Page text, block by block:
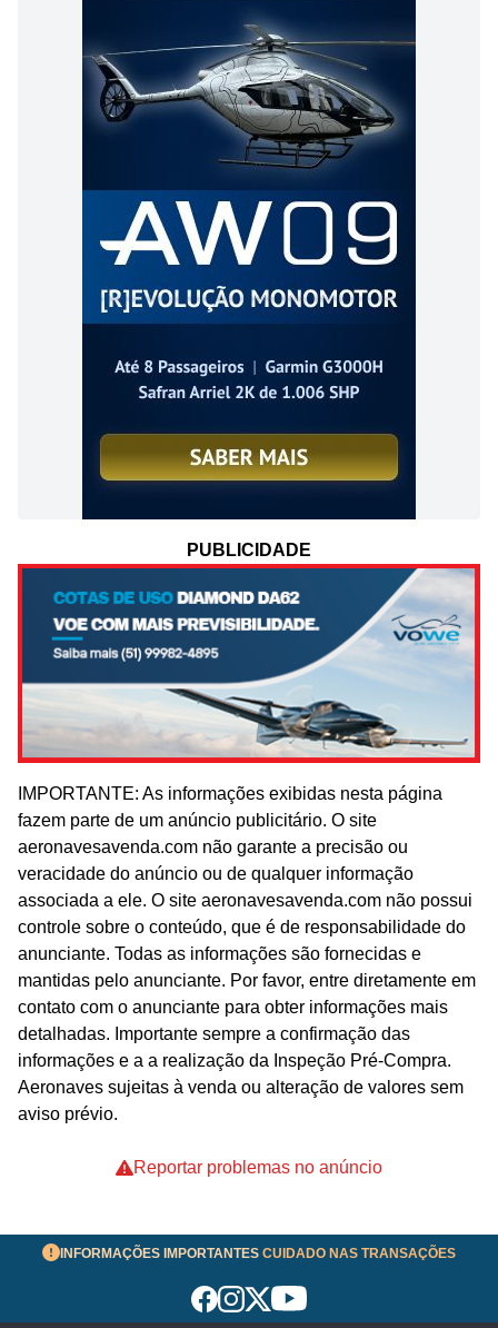
PUBLICIDADE
IMPORTANTE: As informações exibidas nesta página
fazem parte de um anúncio publicitário. O site
aeronavesavenda.com não garante a precisão ou
veracidade do anúncio ou de qualquer informação
associada a ele. O site aeronavesavenda.com não possui
controle sobre o conteúdo, que é de responsabilidade do
anunciante. Todas as informações são fornecidas e
mantidas pelo anunciante. Por favor, entre diretamente em
contato com o anunciante para obter informações mais
detalhadas. Importante sempre a confirmação das
informações e a a realização da Inspeção Pré-Compra.
Aeronaves sujeitas à venda ou alteração de valores sem
aviso prévio.
Reportar problemas no anúncio
INFORMAÇÕES IMPORTANTES CUIDADO NAS TRANSAÇÕES